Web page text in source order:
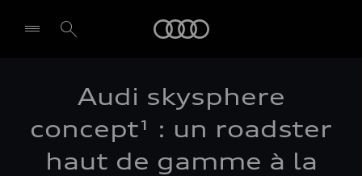
Audi skysphere
concept¹ : un roadster
haut de gamme à la